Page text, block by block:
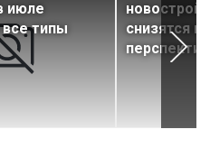
июле
типы
снизятся в